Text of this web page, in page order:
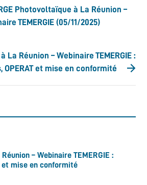
Photovoltaïque à La Réunion –
TEMERGIE (05/11/2025)
La Réunion – Webinaire TEMERGIE :
OPERAT et mise en conformité
– Webinaire TEMERGIE :
et mise en conformité